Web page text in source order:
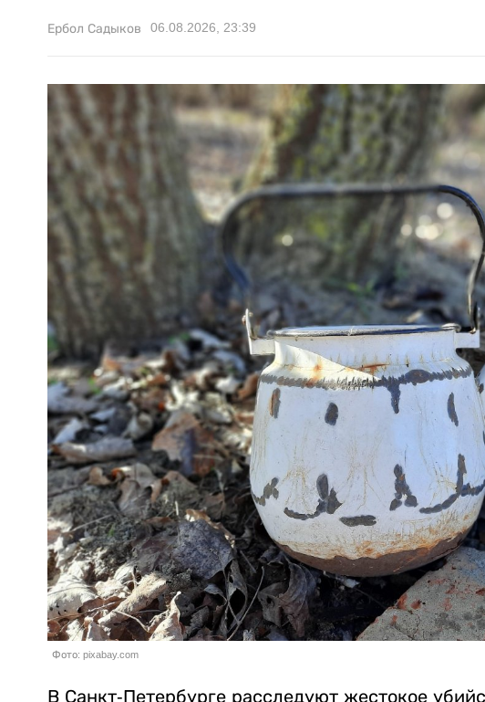
Ербол Садыков 06.08.2026, 23:39
Фото: pixabay.com
В Санкт-Петербурге расследуют жестокое